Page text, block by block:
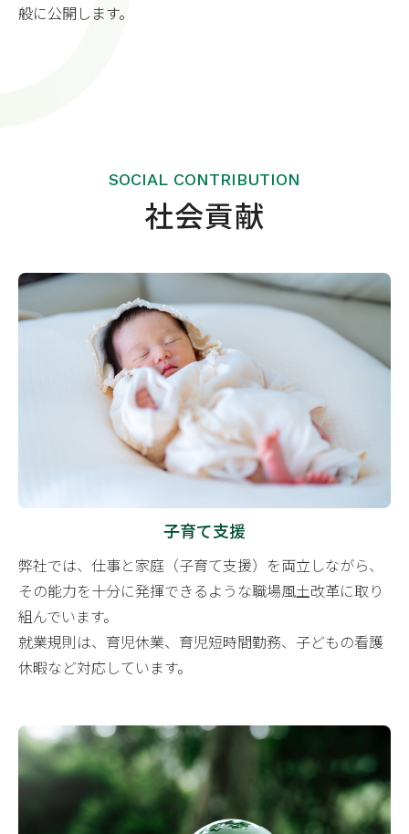
般に公開します。
SOCIAL CONTRIBUTION
社会貢献
子育て支援
弊社では、仕事と家庭（子育て支援）を両立しながら、
その能力を十分に発揮できるような職場風土改革に取り
組んでいます。
就業規則は、育児休業、育児短時間勤務、子どもの看護
休暇など対応しています。